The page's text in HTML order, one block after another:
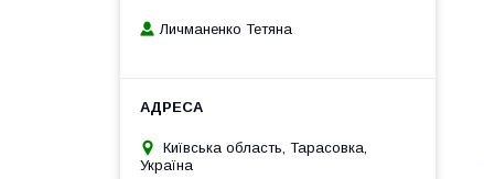
Личманенко Тетяна
Київська область, Тарасовка,
Україна